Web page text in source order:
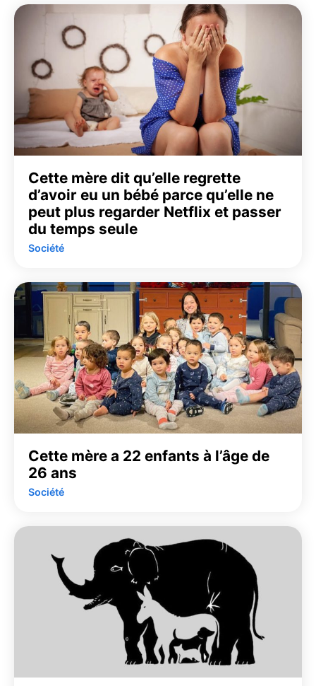
Cette mère dit qu’elle regrette
d’avoir eu un bébé parce qu’elle ne
peut plus regarder Netflix et passer
du temps seule
Société
Cette mère a 22 enfants à l’âge de
26 ans
Société